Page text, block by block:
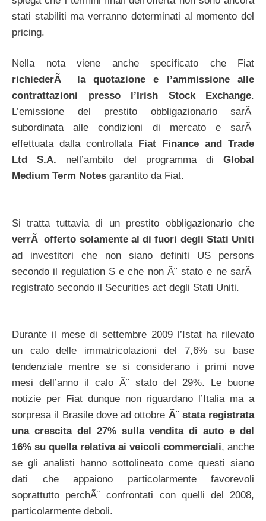
stati stabiliti ma verranno determinati al momento del
pricing.
Nella nota viene anche specificato che Fiat
richiederÃ la quotazione e l’ammissione alle
contrattazioni presso l’Irish Stock Exchange.
L’emissione del prestito obbligazionario sarÃ
subordinata alle condizioni di mercato e sarÃ
effettuata dalla controllata
Fiat Finance and Trade
Ltd S.A. nell’ambito del programma diGlobal
Medium Term Notes garantito da Fiat.
Si tratta tuttavia di un prestito obbligazionario che
verrÃ offerto solamente al di fuori degli Stati Uniti
ad investitori che non siano definiti US persons
secondo il regulation S e che non Ã¨ stato e ne sarÃ
registrato secondo il Securities act degli Stati Uniti.
Durante il mese di settembre 2009 l’Istat ha rilevato
un calo delle immatricolazioni del 7,6% su base
tendenziale mentre se si considerano i primi nove
mesi dell’anno il calo Ã¨ stato del 29%. Le buone
notizie per Fiat dunque non riguardano l’Italia ma a
sorpresa il Brasile dove ad ottobre Ã¨ stata registrata
una crescita del 27% sulla vendita di auto e del
16% su quella relativa ai veicoli commerciali, anche
se gli analisti hanno sottolineato come questi siano
dati che appaiono particolarmente favorevoli
soprattutto perchÃ¨ confrontati con quelli del 2008,
particolarmente deboli.